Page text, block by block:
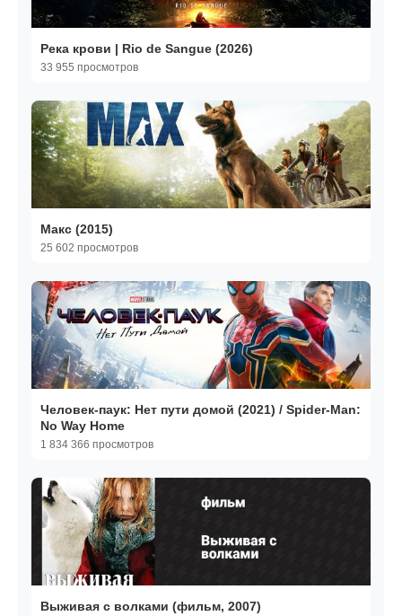
Река крови | Rio de Sangue (2026)
33 955 просмотров
Макс (2015)
25 602 просмотров
Человек-паук: Нет пути домой (2021) / Spider-Man:
No Way Home
1 834 366 просмотров
Выживая с волками (фильм, 2007)